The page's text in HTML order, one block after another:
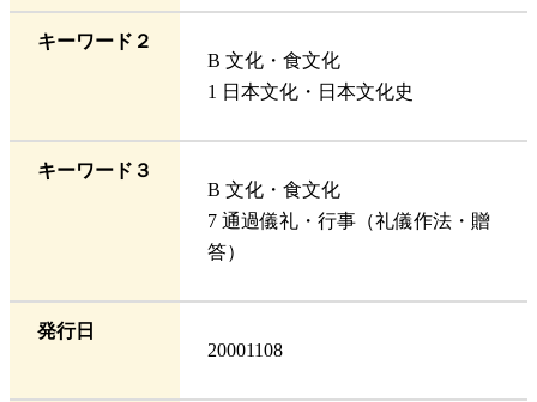
キーワード２
B 文化・食文化
1 日本文化・日本文化史
キーワード３
B 文化・食文化
7 通過儀礼・行事（礼儀作法・贈
答）
発行日
20001108